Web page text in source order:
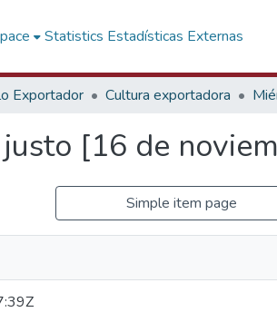
Statistics Estadísticas Externas
Exportador Cultura exportadora
[16 de
Simple item page